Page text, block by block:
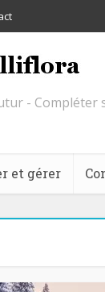
- Compléter
et gérer